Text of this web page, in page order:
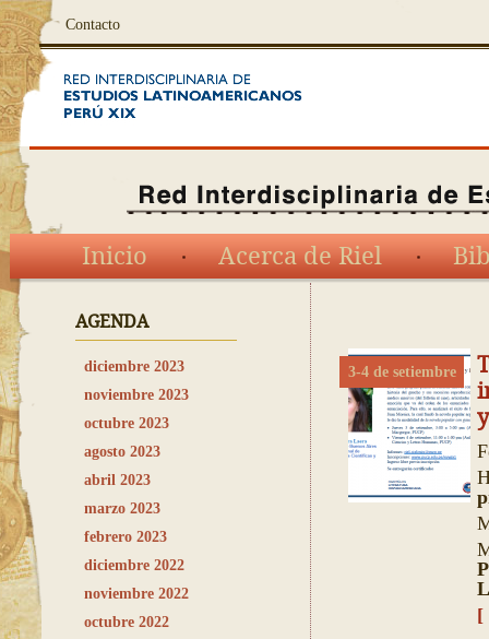
Contacto
Inicio Acerca de Riel
AGENDA
diciembre 2023
noviembre 2023
octubre 2023
agosto 2023
abril 2023
marzo 2023
febrero 2023
diciembre 2022
noviembre 2022
octubre 2022
3-4 de setiembre
[